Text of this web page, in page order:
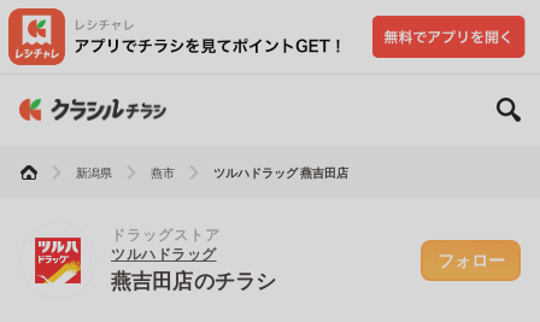
新潟県 燕市 ツルハドラッグ 燕吉田店
ドラッグストア
ツルハドラッグ
燕吉田店のチラシ
フォロー